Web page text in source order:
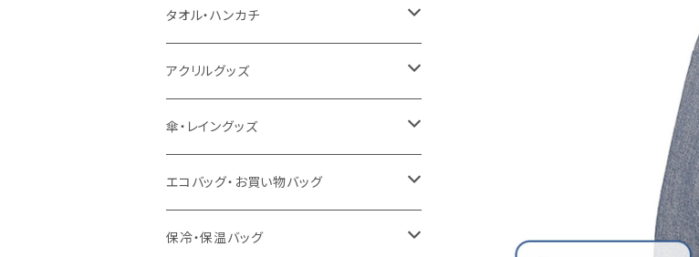
うちわ
猛暑グッズ
冷感グッズ
カスタムプリントTシャツ（国内プリント）
イージーオーダーTシャツ（海外生産）
タオル・ハンカチ
名入れタオル
今治タオル
泉州おくばりタオル
冷感タオル
アクリルグッズ
キーホルダー
スタンド
バッジ
傘・レイングッズ
傘
ポンチョ
エコバッグ・お買い物バッグ
ポリエステル
保冷・保温バッグ